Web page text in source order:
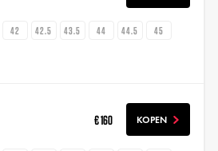
42 42.5 43.5 44 44.5
45
€ 160 KOPEN